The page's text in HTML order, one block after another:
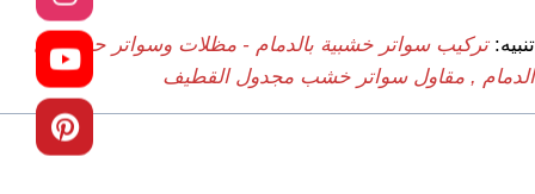
تنبيه:تركيب سواتر خشبية بالدمام - مظلات وسواتر حديد في
الدمام , مقاول سواتر خشب مجدول القطيف